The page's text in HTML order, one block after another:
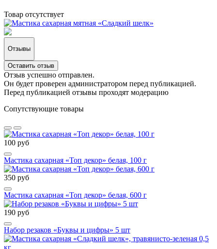
Товар отсутствует
Отзывы
Оставить отзыв
Отзыв успешно отправлен.
Он будет проверен администратором перед публикацией.
Перед публикацией отзывы проходят модерацию
Сопутствующие товары
100 руб
Мастика сахарная «Топ декор» белая, 100 г
350 руб
Мастика сахарная «Топ декор» белая, 600 г
190 руб
Набор резаков «Буквы и цифры» 5 шт